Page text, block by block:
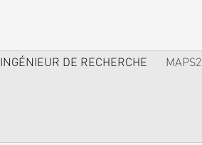
INGÉNIEUR DE RECHERCHE MAPS2